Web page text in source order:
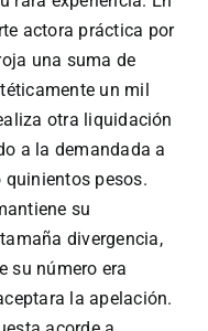
actora práctica por
una suma de
un mil
otra liquidación
a la demandada a
pesos.
su
divergencia,
su número era
la apelación.